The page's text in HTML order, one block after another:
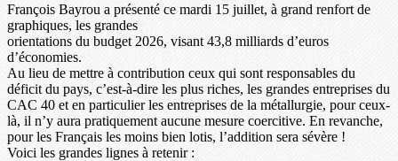
François Bayrou a présenté ce mardi 15 juillet, à grand renfort de
graphiques, les grandes
orientations du budget 2026, visant 43,8 milliards d’euros
d’économies.
Au lieu de mettre à contribution ceux qui sont responsables du
déficit du pays, c’est-à-dire les plus riches, les grandes entreprises du
CAC 40 et en particulier les entreprises de la métallurgie, pour ceux-
là, il n’y aura pratiquement aucune mesure coercitive. En revanche,
pour les Français les moins bien lotis, l’addition sera sévère !
Voici les grandes lignes à retenir :